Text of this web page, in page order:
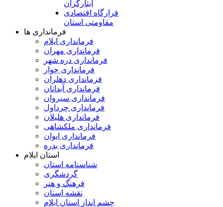
ایثارگران
قرارگاه اقتصادی
مقاومتی استان
فرمانداری ها
فرمانداری ایلام
فرمانداری مهران
فرمانداری دره شهر
فرمانداری چوار
فرمانداری دهلران
فرمانداری آبدانان
فرمانداری سیروان
فرمانداری چرداول
فرمانداری هلیلان
فرمانداری ملکشاهی
فرمانداری ایوان
فرمانداری بدره
استان ایلام
شناسنامه استان
گردشگری
فرهنگ و هنر
نقشه استان
چشم انداز استان ایلام